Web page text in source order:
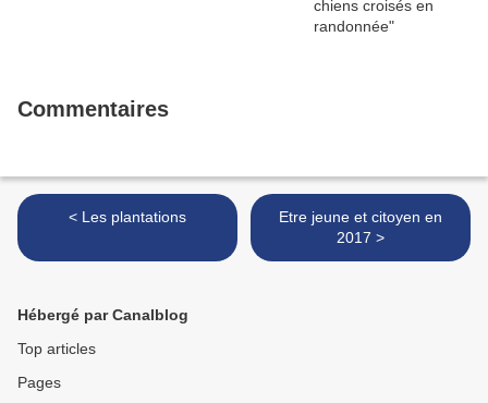
Commentaires
< Les plantations
Etre jeune et citoyen en
2017 >
Hébergé par Canalblog
Top articles
Pages